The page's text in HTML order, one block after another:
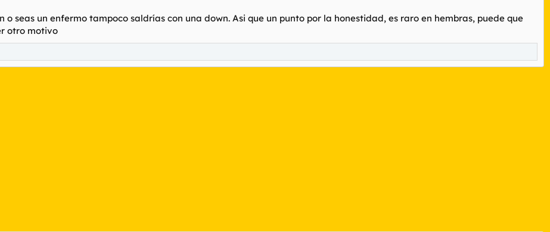
o seas un enfermo tampoco saldrías con una down. Asi que un punto por la honestidad, es raro en hembras, puede que
otro motivo